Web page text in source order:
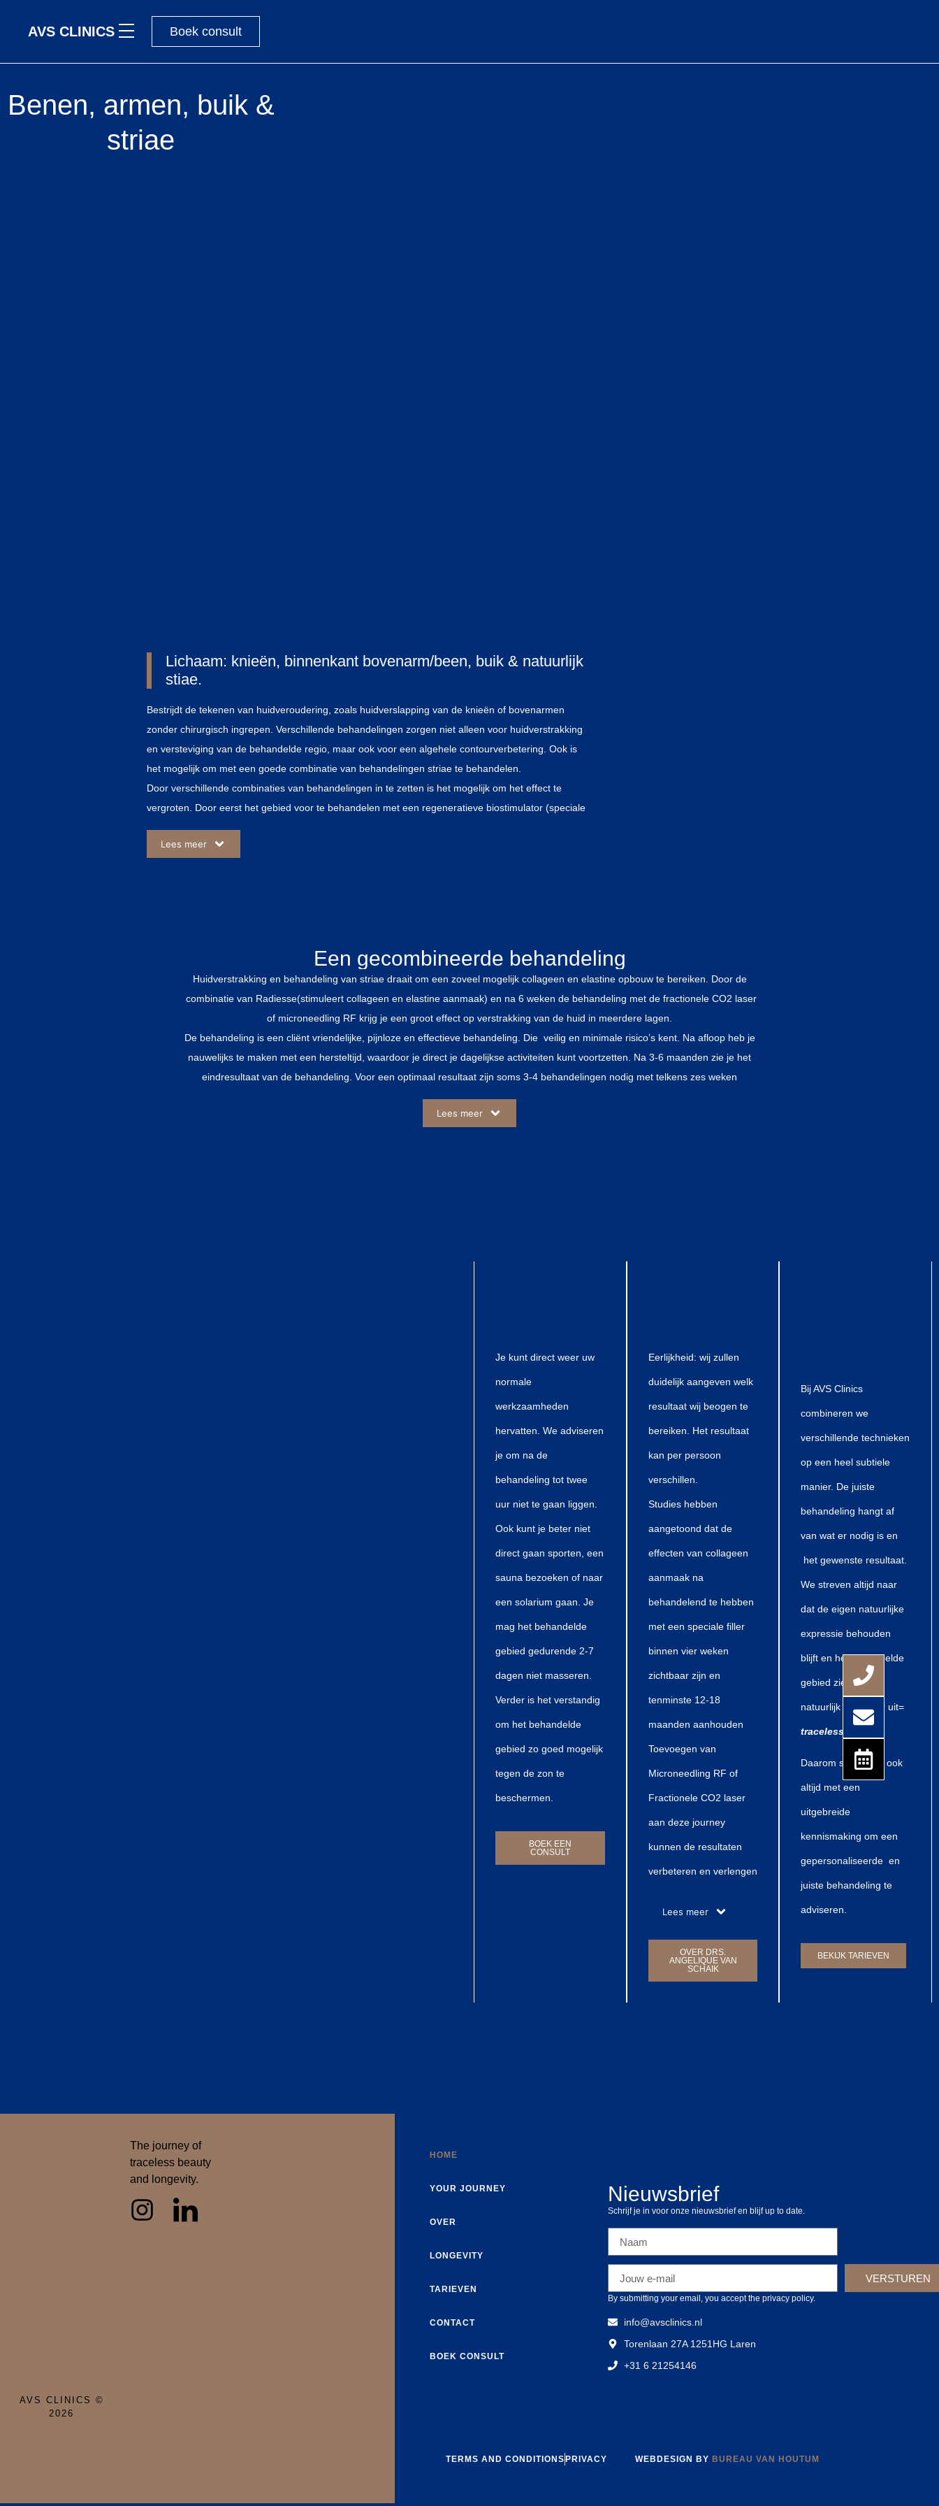
AVS CLINICS Boek consult
Benen, armen, buik &
striae
Lichaam: knieën, binnenkant bovenarm/been, buik & natuurlijk
stiae.
Bestrijdt de tekenen van huidveroudering, zoals huidverslapping van de knieën of bovenarmen
zonder chirurgisch ingrepen. Verschillende behandelingen zorgen niet alleen voor huidverstrakking
en versteviging van de behandelde regio, maar ook voor een algehele contourverbetering. Ook is
het mogelijk om met een goede combinatie van behandelingen striae te behandelen.
Door verschillende combinaties van behandelingen in te zetten is het mogelijk om het effect te
vergroten. Door eerst het gebied voor te behandelen met een regeneratieve biostimulator (speciale
nog verder gestimuleerd worden door Na 6 weken het behandelde gebied extra behandeld worden
Lees meer
Een gecombineerde behandeling
Huidverstrakking en behandeling van striae draait om een zoveel mogelijk collageen en elastine opbouw te bereiken. Door de
combinatie van Radiesse(stimuleert collageen en elastine aanmaak) en na 6 weken de behandeling met de fractionele CO2 laser
of microneedling RF krijg je een groot effect op verstrakking van de huid in meerdere lagen.
De behandeling is een cliënt vriendelijke, pijnloze en effectieve behandeling. Die veilig en minimale risico’s kent. Na afloop heb je
nauwelijks te maken met een hersteltijd, waardoor je direct je dagelijkse activiteiten kunt voortzetten. Na 3-6 maanden zie je het
eindresultaat van de behandeling. Voor een optimaal resultaat zijn soms 3-4 behandelingen nodig met telkens zes weken
Bij AVS Clinics behandelen wij u bij voorkeur soms in stappen, dus niet te veel in één sessie. Vaak geeft een gecombineerde
Lees meer
Je kunt direct weer uw
normale
werkzaamheden
hervatten. We adviseren
je om na de
behandeling tot twee
uur niet te gaan liggen.
Ook kunt je beter niet
direct gaan sporten, een
sauna bezoeken of naar
een solarium gaan. Je
mag het behandelde
gebied gedurende 2-7
dagen niet masseren.
Verder is het verstandig
om het behandelde
gebied zo goed mogelijk
tegen de zon te
beschermen.
BOEK EEN
CONSULT
Eerlijkheid: wij zullen
duidelijk aangeven welk
resultaat wij beogen te
bereiken. Het resultaat
kan per persoon
verschillen.
Studies hebben
aangetoond dat de
effecten van collageen
aanmaak na
behandelend te hebben
met een speciale filler
binnen vier weken
zichtbaar zijn en
tenminste 12-18
maanden aanhouden
Toevoegen van
Microneedling RF of
Fractionele CO2 laser
aan deze journey
kunnen de resultaten
verbeteren en verlengen
Lees meer
OVER DRS.
ANGELIQUE VAN
SCHAIK
Bij AVS Clinics
combineren we
verschillende technieken
op een heel subtiele
manier. De juiste
behandeling hangt af
van wat er nodig is en
het gewenste resultaat.
We streven altijd naar
dat de eigen natuurlijke
expressie behouden
blijft en het behandelde
gebied ziet er fris,
natuurlijk en jonger uit=
traceless beauty.
Daarom starten wij ook
altijd met een
uitgebreide
kennismaking om een
gepersonaliseerde en
juiste behandeling te
adviseren.
BEKIJK TARIEVEN
AVS CLINICS ©
2026
The journey of
traceless beauty
and longevity.
HOME
YOUR JOURNEY
OVER
LONGEVITY
TARIEVEN
CONTACT
BOEK CONSULT
Nieuwsbrief
Schrijf je in voor onze nieuwsbrief en blijf up to date.
VERSTUREN
By submitting your email, you accept the privacy policy.
info@avsclinics.nl
Torenlaan 27A 1251HG Laren
‪+31 6 21254146‬
TERMS AND CONDITIONS PRIVACY WEBDESIGN BY BUREAU VAN HOUTUM